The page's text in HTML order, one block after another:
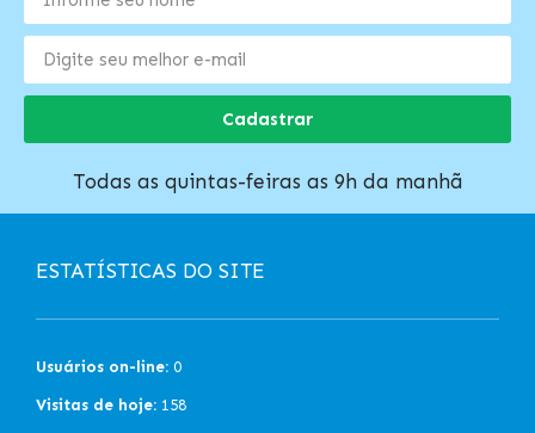
Cadastrar
Todas as quintas-feiras as 9h da manhã
ESTATÍSTICAS DO SITE
Usuários on-line: 0
Visitas de hoje: 158